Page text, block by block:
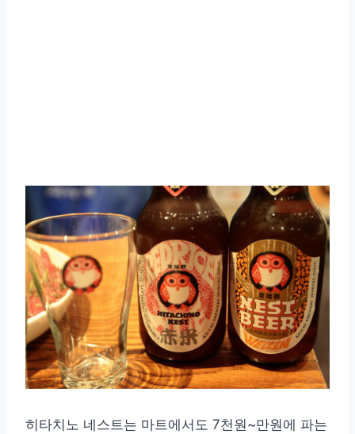
히타치노 네스트는 마트에서도 7천원~만원에 파는